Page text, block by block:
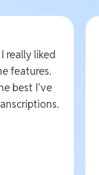
really liked
features.
best I've